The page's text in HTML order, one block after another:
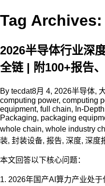
Tag Archives:
2026半导体行业深
全链 | 附100+报告
By tecdat8月 4, 2026半导体,
computing power, computing
equipment, full chain, In-Depth
Packaging, packaging
whole chain, whole industry
装, 封装设备, 报告, 深度, 深度
本文回答以下核心问题：
1. 2026年国产AI算力产业处